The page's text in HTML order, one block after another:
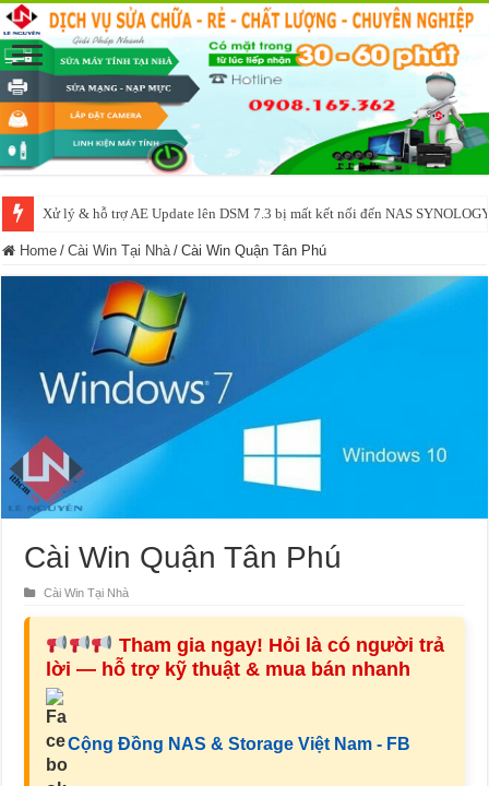
NAS IO DATA N3160 2BAY 4BAY – chạy SYNOLOGY, OMV, CASA
Home / Cài Win Tại Nhà / Cài Win Quận Tân Phú
Cài Win Quận Tân Phú
Cài Win Tại Nhà
Tham gia ngay! Hỏi là có người trả
lời — hỗ trợ kỹ thuật & mua bán nhanh
Cộng Đồng NAS & Storage Việt Nam - FB